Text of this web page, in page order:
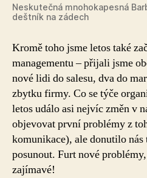
Neskutečná mnohokapesná
deštník na zádech
Kromě toho jsme letos také
managementu – přijali jsme
nové lidi do salesu, dva do
zbytku firmy. Co se týče
letos událo asi nejvíc změn v
objevovat první problémy z
komunikace), ale donutilo nás
posunout. Furt nové
zajímavé!